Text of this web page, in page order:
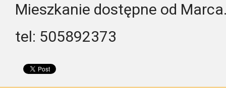
Mieszkanie dostępne od
tel: 505892373